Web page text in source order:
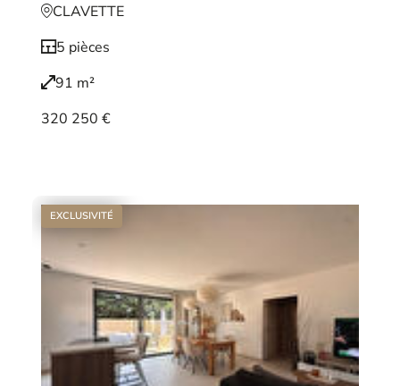
CLAVETTE
5 pièces
91 m²
320 250 €
EXCLUSIVITÉ